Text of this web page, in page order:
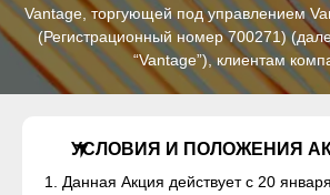
Vantage, торгующей под управлением
(Регистрационный номер 700271)
“Vantage”), клиентам
УСЛОВИЯ И ПОЛОЖЕНИЯ
1. Данная Акция действует с 20